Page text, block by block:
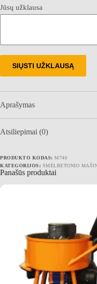
Jūsų užklausa
SIŲSTI UŽKLAUSĄ
Aprašymas
Atsiliepimai (0)
PRODUKTO KODAS: M740
KATEGORIJOS: SMĖLBETONIO
Panašūs produktai